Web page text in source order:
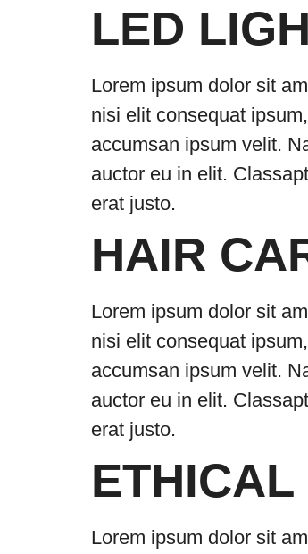
LED
Lorem ipsum dolor sit
nisi elit consequat
accumsan ipsum velit.
auctor eu in elit.
erat justo.
HAIR
Lorem ipsum dolor sit
nisi elit consequat
accumsan ipsum velit.
auctor eu in elit.
erat justo.
Lorem ipsum dolor sit